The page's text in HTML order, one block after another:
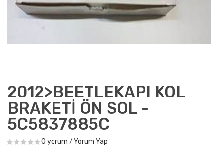
2012>BEETLEKAPI KOL
BRAKETİ ÖN SOL -
5C5837885C
0 yorum / Yorum Yap